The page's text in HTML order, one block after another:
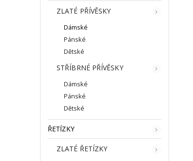
ZLATÉ PŘÍVĚSKY
Dámské
Pánské
Dětské
STŘÍBRNÉ PŘÍVĚSKY
Dámské
Pánské
Dětské
ŘETÍZKY
ZLATÉ ŘETÍZKY